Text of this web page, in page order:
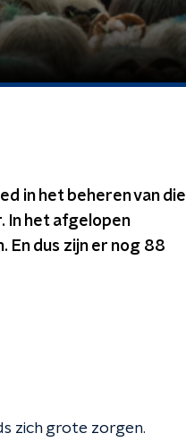
in het beheren van die
In het afgelopen
dus zijn er nog 88
zich grote zorgen.